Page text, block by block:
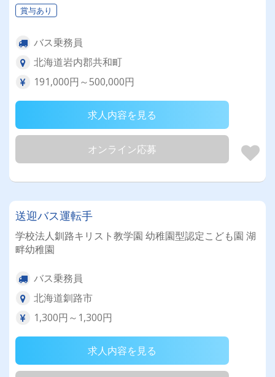
賞与あり
バス乗務員
北海道岩内郡共和町
191,000円～500,000円
求人内容を見る
オンライン応募
送迎バス運転手
学校法人釧路キリスト教学園 幼稚園型認定こども園 湖
畔幼稚園
バス乗務員
北海道釧路市
1,300円～1,300円
求人内容を見る